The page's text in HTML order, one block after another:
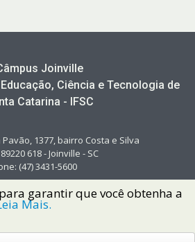
Joinville
Ciência e Tecnologia de
Catarina - IFSC
Pavão, 1377, bairro Costa e Silva
89220 618 - Joinville - SC
(47) 3431-5600
garantir que você obtenha a
Mais.